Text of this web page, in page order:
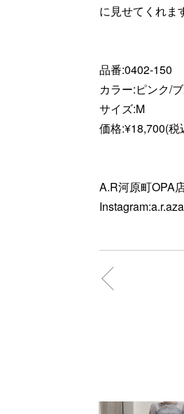
に見せてくれま
品番:0402-150
カラー:ピンク/
サイズ:M
価格:¥18,700(税
A.R河原町OPA